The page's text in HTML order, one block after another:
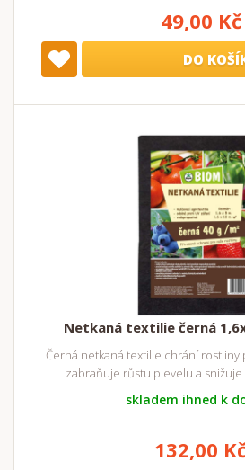
49,00 Kč
DO
Netkaná textilie černá
Černá netkaná textilie chrání
zabraňuje růstu plevelu a
skladem ihned k
132,00